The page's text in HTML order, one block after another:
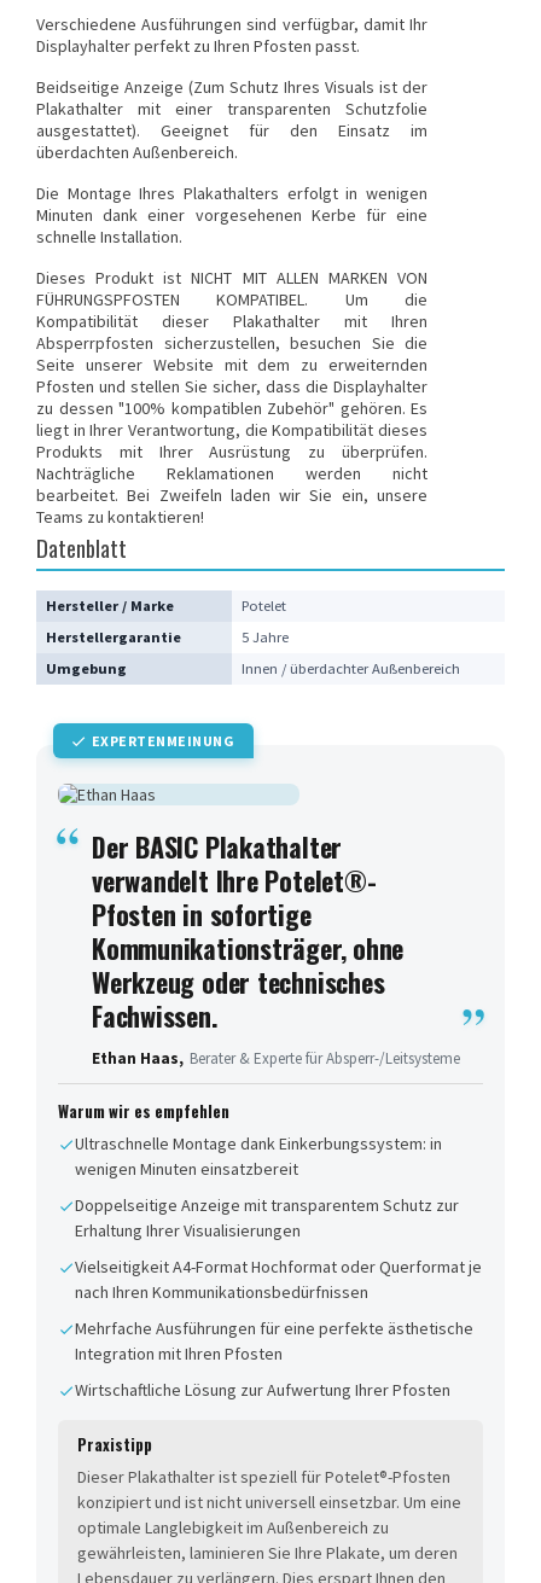
Verschiedene Ausführungen sind verfügbar, damit Ihr
Displayhalter perfekt zu Ihren Pfosten passt.
Beidseitige Anzeige (Zum Schutz Ihres Visuals ist der
Plakathalter mit einer transparenten Schutzfolie
ausgestattet). Geeignet für den Einsatz im
überdachten Außenbereich.
Die Montage Ihres Plakathalters erfolgt in wenigen
Minuten dank einer vorgesehenen Kerbe für eine
schnelle Installation.
Dieses Produkt ist NICHT MIT ALLEN MARKEN VON
FÜHRUNGSPFOSTEN KOMPATIBEL. Um die
Kompatibilität dieser Plakathalter mit Ihren
Absperrpfosten sicherzustellen, besuchen Sie die
Seite unserer Website mit dem zu erweiternden
Pfosten und stellen Sie sicher, dass die Displayhalter
zu dessen "100% kompatiblen Zubehör" gehören. Es
liegt in Ihrer Verantwortung, die Kompatibilität dieses
Produkts mit Ihrer Ausrüstung zu überprüfen.
Nachträgliche Reklamationen werden nicht
bearbeitet.Bei Zweifeln laden wir Sie ein, unsere
Teams zu kontaktieren!
Datenblatt
Hersteller / Marke
Potelet
Herstellergarantie
5 Jahre
Umgebung
Innen / überdachter Außenbereich
EXPERTENMEINUNG
Der BASIC Plakathalter
verwandelt Ihre Potelet®-
Pfosten in sofortige
Kommunikationsträger, ohne
Werkzeug oder technisches
Fachwissen.
Ethan Haas, Berater & Experte für Absperr-/Leitsysteme
Warum wir es empfehlen
Ultraschnelle Montage dank Einkerbungssystem: in
wenigen Minuten einsatzbereit
Doppelseitige Anzeige mit transparentem Schutz zur
Erhaltung Ihrer Visualisierungen
Vielseitigkeit A4-Format Hochformat oder Querformat je
nach Ihren Kommunikationsbedürfnissen
Mehrfache Ausführungen für eine perfekte ästhetische
Integration mit Ihren Pfosten
Wirtschaftliche Lösung zur Aufwertung Ihrer Pfosten
Praxistipp
Dieser Plakathalter ist speziell für Potelet®-Pfosten
konzipiert und ist nicht universell einsetzbar. Um eine
optimale Langlebigkeit im Außenbereich zu
gewährleisten, laminieren Sie Ihre Plakate, um deren
Lebensdauer zu verlängern. Dies erspart Ihnen den